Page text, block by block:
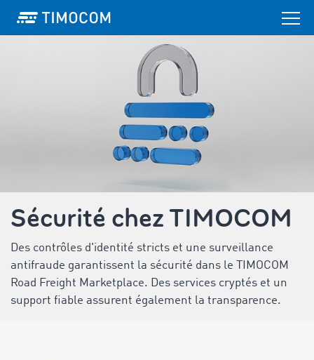
Sécurité chez TIMOCOM
Des contrôles d'identité stricts et une surveillance
antifraude garantissent la sécurité dans le TIMOCOM
Road Freight Marketplace. Des services cryptés et un
support fiable assurent également la transparence.